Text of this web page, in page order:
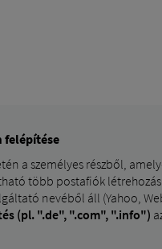
felépítése
a személyes részből,
több postafiók
nevéből áll (Yahoo,
(pl. ".de", ".com", ".info")